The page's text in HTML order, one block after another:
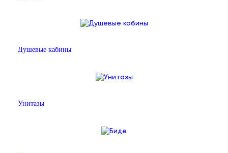
Душевые кабины
Унитазы